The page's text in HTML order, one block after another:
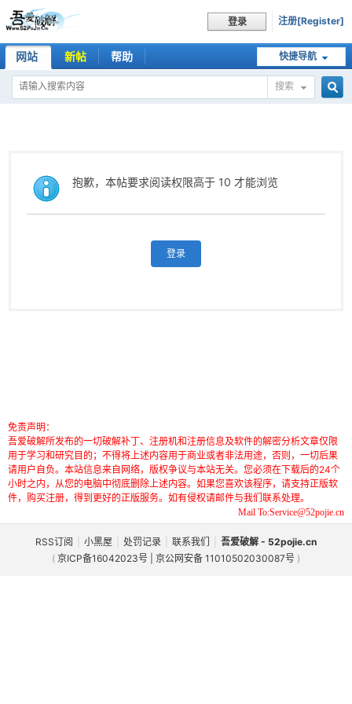
登录 注册[Register]
快捷导航
网站 新帖 帮助
搜索
抱歉，本帖要求阅读权限高于 10 才能浏览
登录
免责声明：
吾爱破解所发布的一切破解补丁、注册机和注册信息及软件的解密分析文章仅限
用于学习和研究目的；不得将上述内容用于商业或者非法用途，否则，一切后果
请用户自负。本站信息来自网络，版权争议与本站无关。您必须在下载后的24个
小时之内，从您的电脑中彻底删除上述内容。如果您喜欢该程序，请支持正版软
件，购买注册，得到更好的正版服务。如有侵权请邮件与我们联系处理。
Mail To:Service@52pojie.cn
RSS订阅 小黑屋 处罚记录 联系我们
吾爱破解 - 52pojie.cn
( 京ICP备16042023号 | 京公网安备 11010502030087号 )